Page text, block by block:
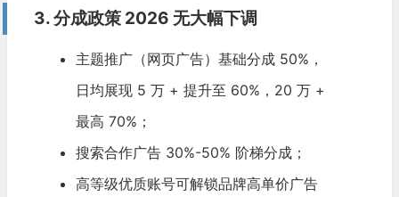
3. 分成政策 2026 无大幅下调
主题推广（网页广告）基础分成 50%，
日均展现 5 万 + 提升至 60%，20 万 +
最高 70%；
搜索合作广告 30%-50% 阶梯分成；
高等级优质账号可解锁品牌高单价广告